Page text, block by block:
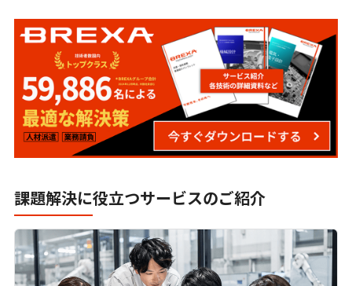
内検索と業務効率化の新常識
製造業における生成AI活用-ChatGPTをはじめ
とした活用法と事例について
QCD +S（安全衛生）とは？｜作業員の安全と
健康の可視化で生産管理が変わる、活用法と成
QCDSEとは？｜Safety（安全）と
Environment（作業環境）を軸とした新たな現
場マネジメント
課題解決に役立つサービスのご紹介